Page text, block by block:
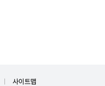
사이트맵